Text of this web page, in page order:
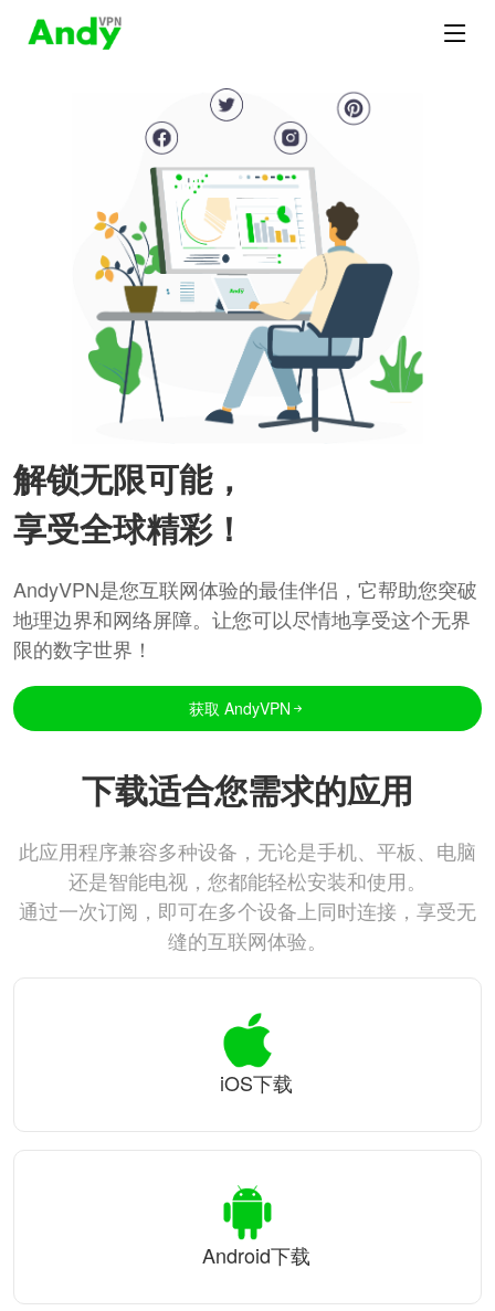
解锁无限可能，
享受全球精彩！
AndyVPN是您互联网体验的最佳伴侣，它帮助您突破
地理边界和网络屏障。让您可以尽情地享受这个无界
限的数字世界！
获取 AndyVPN
下载适合您需求的应用
此应用程序兼容多种设备，无论是手机、平板、电脑
还是智能电视，您都能轻松安装和使用。
通过一次订阅，即可在多个设备上同时连接，享受无
缝的互联网体验。
iOS下载
Android下载